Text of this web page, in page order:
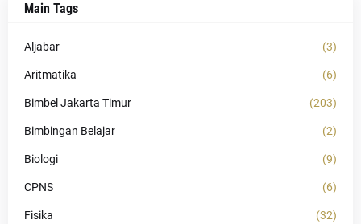
Main Tags
Aljabar (3)
Aritmatika (6)
Bimbel Jakarta Timur (203)
Bimbingan Belajar (2)
Biologi (9)
CPNS (6)
Fisika (32)